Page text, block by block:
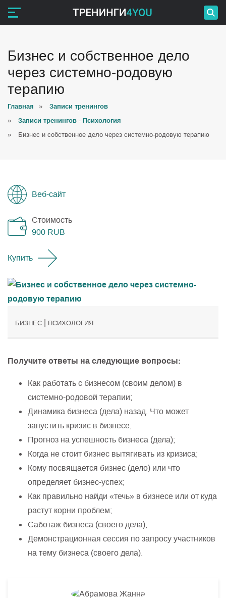
Бизнес и собственное дело
через системно-родовую
терапию
Главная » Записи тренингов
» Записи тренингов - Психология
» Бизнес и собственное дело через системно-родовую терапию
Веб-сайт
Стоимость
900 RUB
Купить
БИЗНЕС | ПСИХОЛОГИЯ
Получите ответы на следующие вопросы:
Как работать с бизнесом (своим делом) в
системно-родовой терапии;
Динамика бизнеса (дела) назад. Что может
запустить кризис в бизнесе;
Прогноз на успешность бизнеса (дела);
Когда не стоит бизнес вытягивать из кризиса;
Кому посвящается бизнес (дело) или что
определяет бизнес-успех;
Как правильно найди «течь» в бизнесе или от куда
растут корни проблем;
Саботаж бизнеса (своего дела);
Демонстрационная сессия по запросу участников
на тему бизнеса (своего дела).